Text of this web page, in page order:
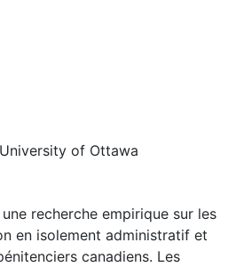
of Ottawa
recherche empirique sur les
en isolement administratif et
canadiens. Les